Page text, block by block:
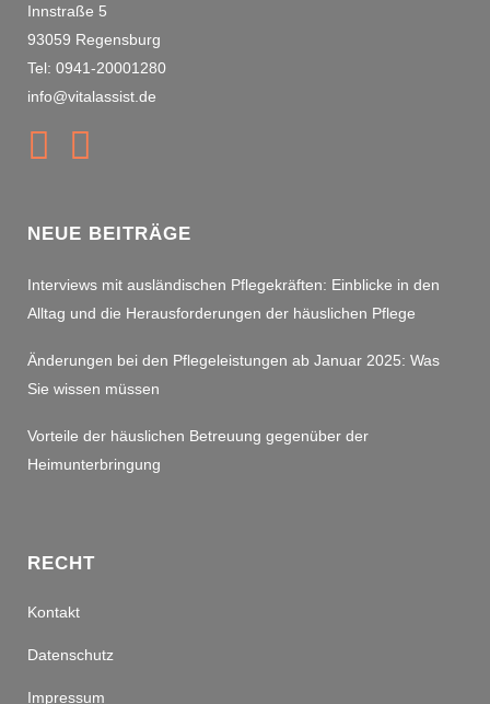
Innstraße 5
93059 Regensburg
Tel: 0941-20001280
info@vitalassist.de
NEUE BEITRÄGE
Interviews mit ausländischen Pflegekräften: Einblicke in den
Alltag und die Herausforderungen der häuslichen Pflege
Änderungen bei den Pflegeleistungen ab Januar 2025: Was
Sie wissen müssen
Vorteile der häuslichen Betreuung gegenüber der
Heimunterbringung
RECHT
Kontakt
Datenschutz
Impressum